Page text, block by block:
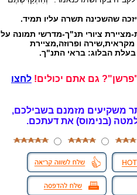
שהשכינה תשרה עליו תמיד.
מציירת ציורי תנ"ך-מדרשי תמונה על
ופרוזה,מציירת
בעלת הבלוג: בראי התנ"ך.
גם אתם יכולים! לחצו
משקיעים מזמנם בשבילכם,
(בנימוס) את דעתכם.